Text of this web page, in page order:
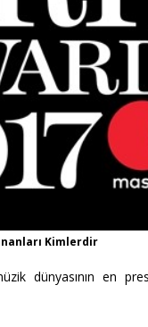
Kimlerdir
dünyasının en